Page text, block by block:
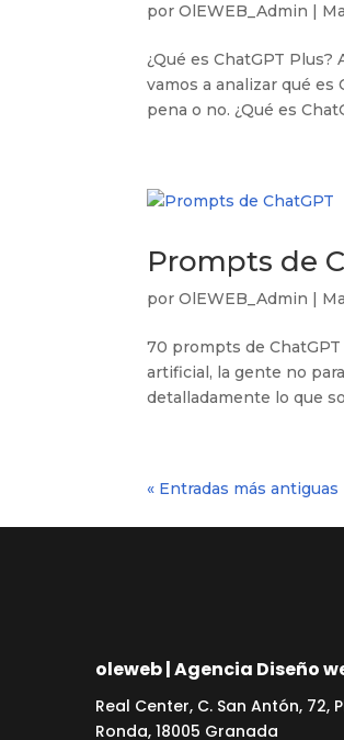
porOlEWEB_Admin |
¿Qué es ChatGPT
vamos a analizar qué
pena o no. ¿Qué es
Prompts de
porOlEWEB_Admin |
70 prompts de
artificial, la gente no
detalladamente lo que
« Entradas más antiguas
oleweb | Agencia Diseño
Real Center, C. San Antón, 72,
Ronda, 18005 Granada